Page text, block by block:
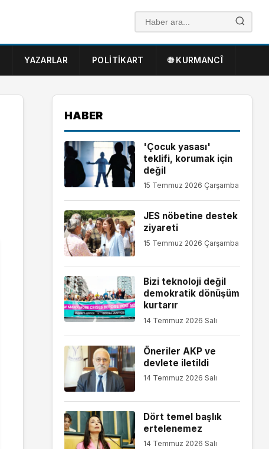
YAZARLAR POLITIKART 🌐 KURMANCÎ
HABER
'Çocuk yasası'
teklifi, korumak için
değil
15 Temmuz 2026 Çarşamba
JES nöbetine destek
ziyareti
15 Temmuz 2026 Çarşamba
Bizi teknoloji değil
demokratik dönüşüm
kurtarır
14 Temmuz 2026 Salı
Öneriler AKP ve
devlete iletildi
14 Temmuz 2026 Salı
Dört temel başlık
ertelenemez
14 Temmuz 2026 Salı